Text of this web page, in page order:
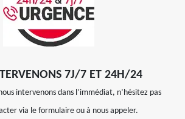
7J/7 ET 24H/24
intervenons dans l’immédiat, n’hésitez pas
via le formulaire ou à nous appeler.